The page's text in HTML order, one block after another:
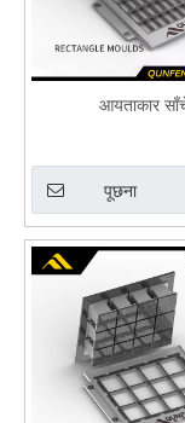
आयताकार
पूछना